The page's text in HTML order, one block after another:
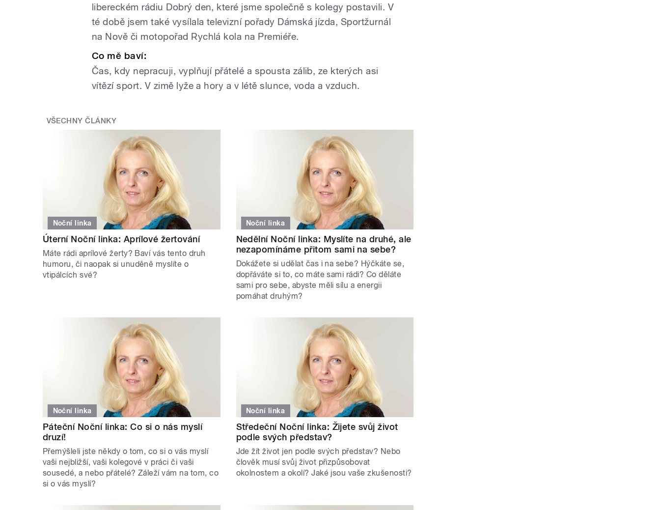
libereckém rádiu Dobrý den, které jsme společně s kolegy postavili. V
té době jsem také vysílala televizní pořady Dámská jízda, Sportžurnál
na Nově či motopořad Rychlá kola na Premiéře.
Co mě baví:
Čas, kdy nepracuji, vyplňují přátelé a spousta zálib, ze kterých asi
vítězí sport. V zimě lyže a hory a v létě slunce, voda a vzduch.
VŠECHNY ČLÁNKY
Noční linka
Úterní Noční linka: Aprílové žertování
Máte rádi aprílové žerty? Baví vás tento druh
humoru, či naopak si unuděně myslíte o
vtipálcích své?
Noční linka
Nedělní Noční linka: Myslíte na druhé, ale
nezapomínáme přitom sami na sebe?
Dokážete si udělat čas i na sebe? Hýčkáte se,
dopřáváte si to, co máte sami rádi? Co děláte
sami pro sebe, abyste měli sílu a energii
pomáhat druhým?
Noční linka
Páteční Noční linka: Co si o nás myslí
druzí!
Přemýšleli jste někdy o tom, co si o vás myslí
vaši nejbližší, vaši kolegové v práci či vaši
sousedé, a nebo přátelé? Záleží vám na tom, co
si o vás myslí?
Noční linka
Středeční Noční linka: Žijete svůj život
podle svých představ?
Jde žít život jen podle svých představ? Nebo
člověk musí svůj život přizpůsobovat
okolnostem a okolí? Jaké jsou vaše zkušenosti?